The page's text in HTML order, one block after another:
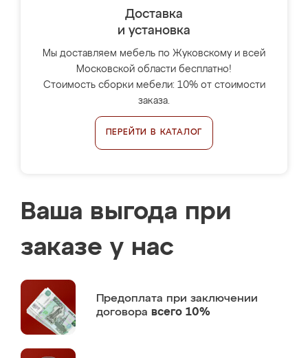
Доставка
и установка
Мы доставляем мебель по Жуковскому и всей
Московской области бесплатно!
Стоимость сборки мебели: 10% от стоимости
заказа.
ПЕРЕЙТИ В КАТАЛОГ
Ваша выгода при
заказе у нас
Предоплата при заключении
договора всего 10%